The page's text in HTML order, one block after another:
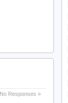
No Responses »